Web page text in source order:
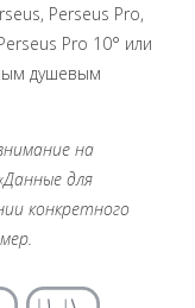
Perseus Pro,
Pro 10° или
душевым
на
для
конкретного